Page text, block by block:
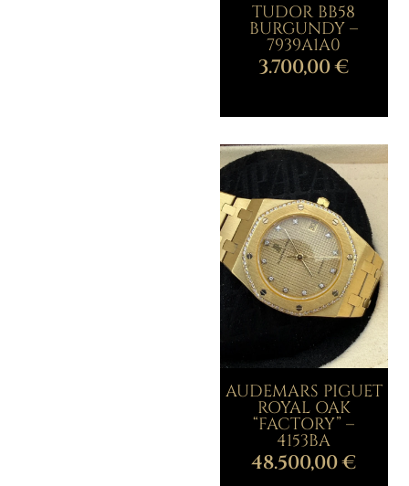
TUDOR BB58
BURGUNDY –
7939A1A0
3.700,00€
AUDEMARS PIGUET
ROYAL OAK
“FACTORY” –
4153BA
48.500,00€